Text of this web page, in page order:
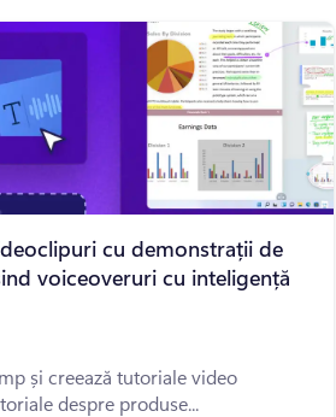
cu demonstrații de
voiceoveruri cu inteligență
și creează tutoriale video
despre produse...